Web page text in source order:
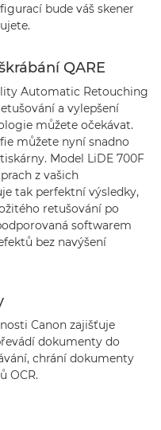
bude váš skener
QARE
Automatic Retouching
a vylepšení
můžete očekávat.
můžete nyní snadno
Model LiDE 700F
z vašich
tak perfektní výsledky,
retušování po
softwarem
bez navýšení
Canon zajišťuje
dokumenty do
chrání dokumenty
OCR.